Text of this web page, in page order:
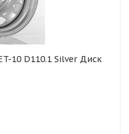
10 D110.1 Silver Диск